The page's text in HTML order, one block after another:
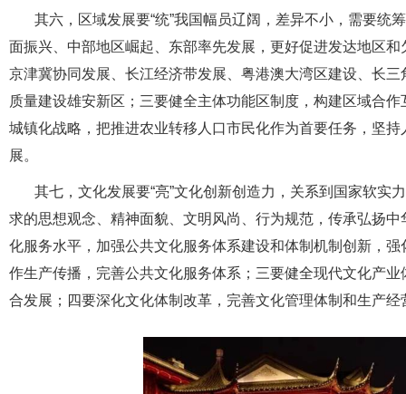
其六，区域发展要“统”我国幅员辽阔，差异不小，需要
面振兴、中部地区崛起、东部率先发展，更好促进发达地区
京津冀协同发展、长江经济带发展、粤港澳大湾区建设、长
质量建设雄安新区；三要健全主体功能区制度，构建区域合
城镇化战略，把推进农业转移人口市民化作为首要任务，坚
展。
其七，文化发展要“亮”文化创新创造力，关系到国家软
求的思想观念、精神面貌、文明风尚、行为规范，传承弘扬
化服务水平，加强公共文化服务体系建设和体制机制创新，
作生产传播，完善公共文化服务体系；三要健全现代文化产
合发展；四要深化文化体制改革，完善文化管理体制和生产